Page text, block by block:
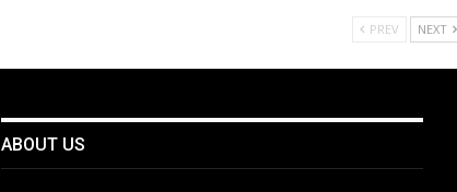
PREV NEXT
ABOUT US